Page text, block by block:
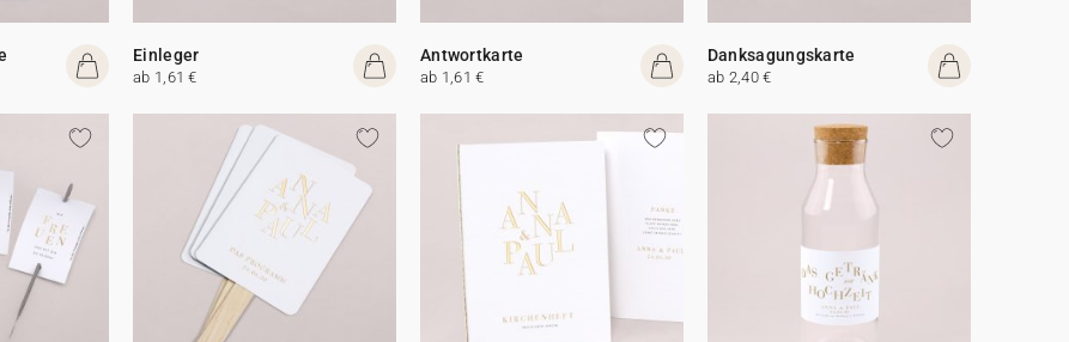
Einleger
ab 1,61 €
Antwortkarte
ab 1,61 €
Danksagungskarte
ab 2,40 €